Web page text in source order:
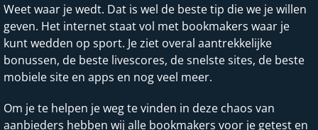
Weet waar je wedt. Dat is wel de beste tip die we je willen
geven. Het internet staat vol met bookmakers waar je
kunt wedden op sport. Je ziet overal aantrekkelijke
bonussen, de beste livescores, de snelste sites, de beste
mobiele site en apps en nog veel meer.
Om je te helpen je weg te vinden in deze chaos van
aanbieders hebben wij alle bookmakers voor je getest en